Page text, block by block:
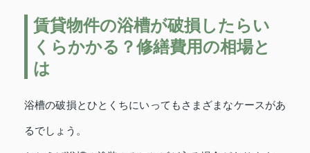
賃貸物件の浴槽が破損したらい
くらかかる？修繕費用の相場と
は
浴槽の破損とひとくちにいってもさまざまなケースがあ
るでしょう。